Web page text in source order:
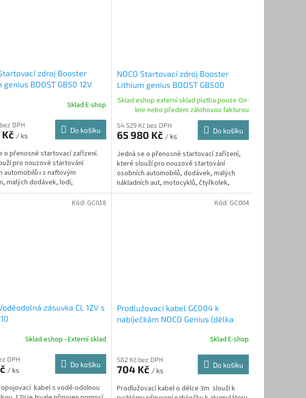
zdroj Booster
genius BOOST GB50 12V
Sklad E-shop
DPH
/ ks
Do košíku
o přenosné startovací zařízení.
pro nouzové startování
automobilů i s naftovým
malých dodávek, lodí,
NOCO Startovací zdroj Booster
Lithium genius BOOST GB500
2400A/12V a 1200A/24V
Sklad eshop externí sklad platba pouze On-
line nebo předem zálohovou fakturou
54 529 Kč bez DPH
65 980 Kč / ks
Do košíku
Jedná se o přenosné startovací zařízení,
které slouží pro nouzové startování
osobních automobilů, dodávek, malých
nákladních aut, motocyklů, čtyřkolek,
sekaček atd. reálným...
zásuvka CL 12V s
Sklad eshop - Externí sklad
DPH
/ ks
Do košíku
kabel s vodě-odolnou
Kód: GC018
Prodlužovací kabel GC004 k
nabíječkám NOCO Genius (délka
Sklad E-shop
582 Kč bez DPH
704 Kč / ks
Do košíku
Prodlužovací kabel o délce 3m slouží k
Kód: GC004